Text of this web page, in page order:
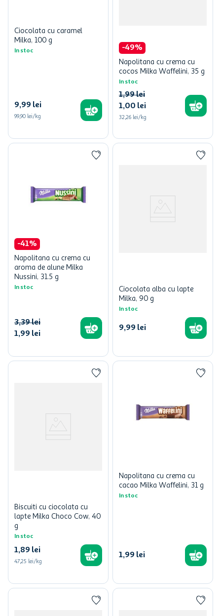
Ciocolata cu caramel
Milka, 100 g
In stoc
9,99 lei
99,90 lei/kg
-49%
Napolitana cu crema cu
cocos Milka Waffelini, 35 g
In stoc
1,00 lei
1,99lei
32,26 lei/kg
-41%
Napolitana cu crema cu
aroma de alune Milka
Nussini, 31.5 g
In stoc
1,99 lei
3,39lei
Ciocolata alba cu lapte
Milka, 90 g
In stoc
9,99 lei
Biscuiti cu ciocolata cu
lapte Milka Choco Cow, 40
g
In stoc
1,89 lei
47,25 lei/kg
Napolitana cu crema cu
cacao Milka Waffelini, 31 g
In stoc
1,99 lei